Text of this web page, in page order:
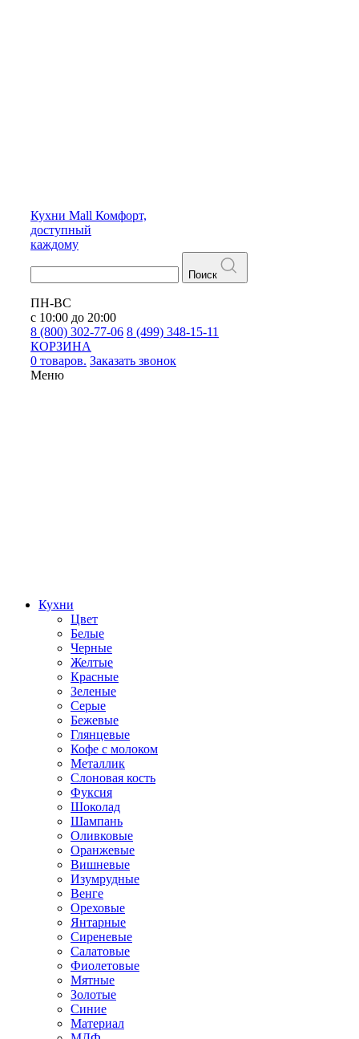
Кухни Mall Комфорт,
доступный
каждому
Поиск
ПН-ВС
с 10:00 до 20:00
8 (800) 302-77-06 8 (499) 348-15-11
КОРЗИНА
0 товаров. Заказать звонок
Меню
Кухни
Цвет
Белые
Черные
Желтые
Красные
Зеленые
Серые
Бежевые
Глянцевые
Кофе с молоком
Металлик
Слоновая кость
Фуксия
Шоколад
Шампань
Оливковые
Оранжевые
Вишневые
Изумрудные
Венге
Ореховые
Янтарные
Сиреневые
Салатовые
Фиолетовые
Мятные
Золотые
Синие
Материал